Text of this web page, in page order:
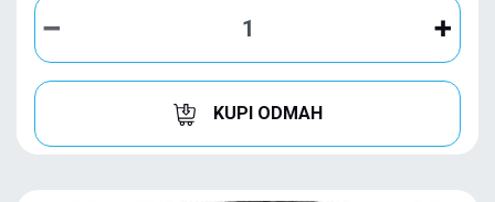
KUPI ODMAH